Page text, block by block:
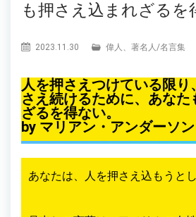
も押さえ込まれざるを
2023.11.30 偉人、著名人 /名言集
人を押さえつけている限
さえ続けるために、あな
ざるを得ない。
by マリアン・アンダーソン
あなたは、人を押さえ込もうと